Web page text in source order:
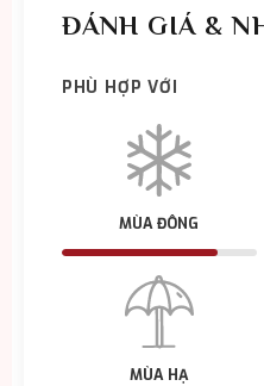
ĐÁNH GIÁ &
PHÙ HỢP VỚI
MÙA ĐÔNG
MÙA HẠ